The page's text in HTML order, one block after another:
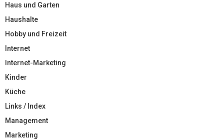
Haus und Garten
Haushalte
Hobby und Freizeit
Internet
Internet-Marketing
Kinder
Küche
Links / Index
Management
Marketing